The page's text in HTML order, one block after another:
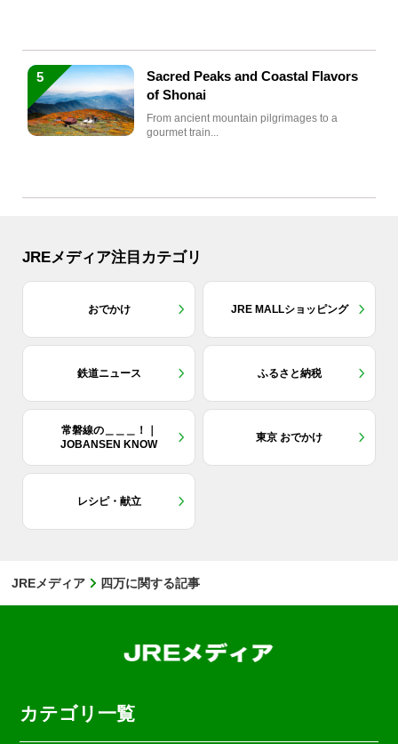
5
Sacred Peaks and Coastal Flavors
of Shonai
From ancient mountain pilgrimages to a
gourmet train...
JREメディア注目カテゴリ
おでかけ JRE MALLショッピング
鉄道ニュース ふるさと納税
常磐線の＿＿＿！｜
JOBANSEN KNOW
東京 おでかけ
レシピ・献立
JREメディア 四万に関する記事
カテゴリ一覧